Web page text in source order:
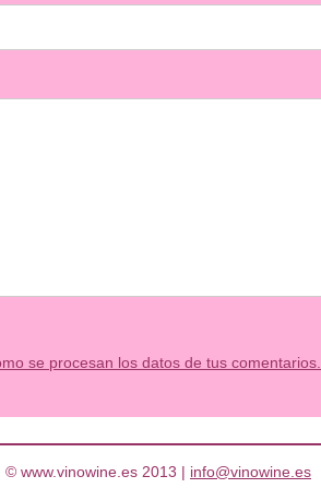
se procesan los datos de tus comentarios.
© www.vinowine.es 2013 | info@vinowine.es